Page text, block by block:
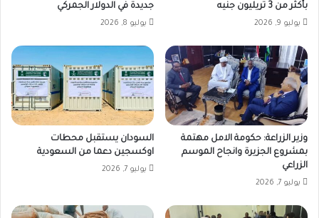
بأكثر من 3 تريليون جنيه
يوليو 9, 2026
جديدة في الدولار الجمركي
يوليو 8, 2026
وزير الزراعة: حكومة الامل مهتمة
بمشروع الجزيرة وانجاح الموسم
الزراعي
يوليو 7, 2026
السودان يستقبل محطات
اوكسجين دعما من السعودية
يوليو 7, 2026